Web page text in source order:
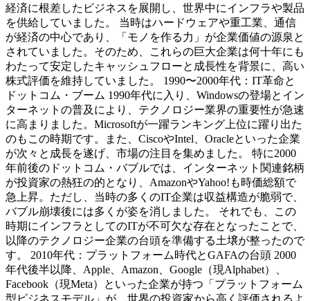
経済に根差したビジネスを展開し、世界中にインフラや製品
を供給していました。 当時はハードウェアや重工業、通信
が経済の中心であり、「モノを作る力」が企業価値の源泉と
されていました。そのため、これらの巨大企業は何十年にも
わたって安定したキャッシュフローと成長性を背景に、高い
株式評価を維持していました。 1990〜2000年代：IT革命と
ドットコム・ブーム 1990年代に入り、Windowsの登場とイン
ターネットの普及により、テクノロジー業界の重要性が急速
に高まりました。Microsoftが一躍ランキング上位に躍り出た
のもこの時期です。また、CiscoやIntel、Oracleといった企業
が次々と成長を遂げ、市場の注目を集めました。 特に2000
年前後のドットコム・バブルでは、インターネット関連銘柄
が投資家の熱狂の的となり、AmazonやYahoo!も時価総額で
急上昇。ただし、当時の多くのIT企業は収益構造が脆弱で、
バブル崩壊後には多くが姿を消しました。 それでも、この
時期にインフラとしてのITが不可欠な存在となったことで、
以降のテクノロジー企業の台頭を準備する土壌が整ったので
す。 2010年代：プラットフォーム時代とGAFAの台頭 2000
年代後半以降、Apple、Amazon、Google（現Alphabet）、
Facebook（現Meta）といった企業が持つ「プラットフォーム
型ビジネスモデル」が、世界の投資家から高く評価されるよ